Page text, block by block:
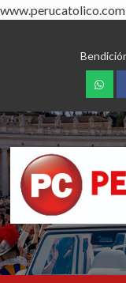
www.perucatolico.com